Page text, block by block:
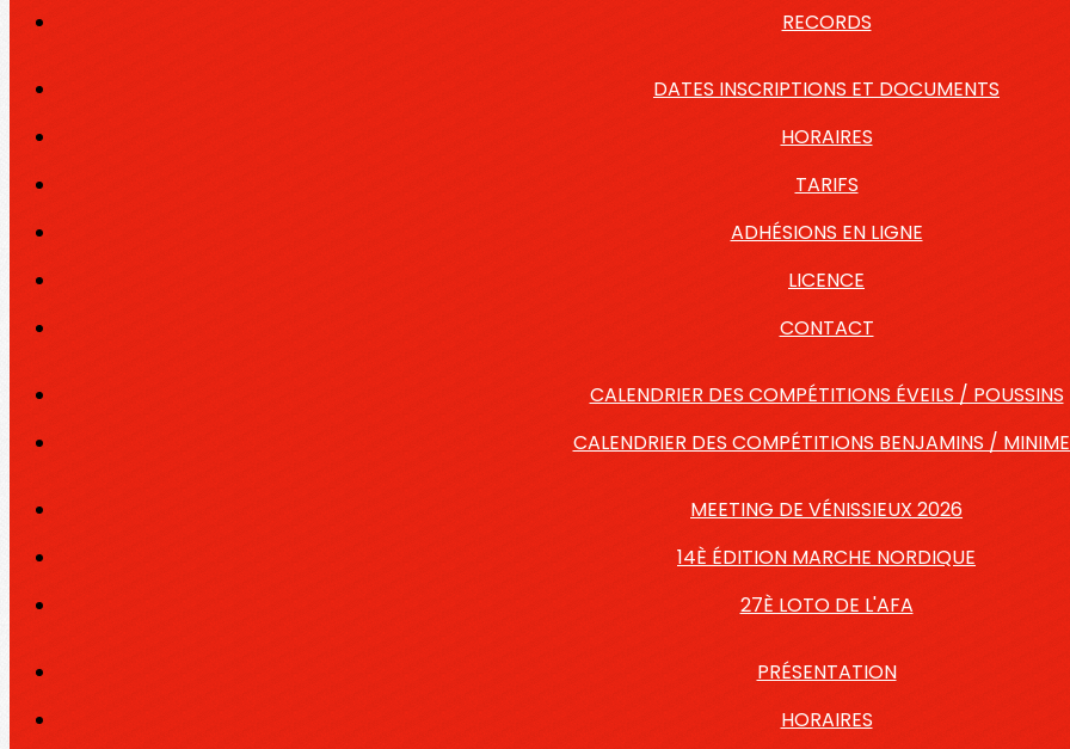
RECORDS
DATES INSCRIPTIONS ET DOCUMENTS
HORAIRES
TARIFS
ADHÉSIONS EN LIGNE
LICENCE
CONTACT
CALENDRIER DES COMPÉTITIONS ÉVEILS / POUSSINS
CALENDRIER DES COMPÉTITIONS BENJAMINS /
MEETING DE VÉNISSIEUX 2026
14È ÉDITION MARCHE NORDIQUE
27È LOTO DE L'AFA
PRÉSENTATION
HORAIRES